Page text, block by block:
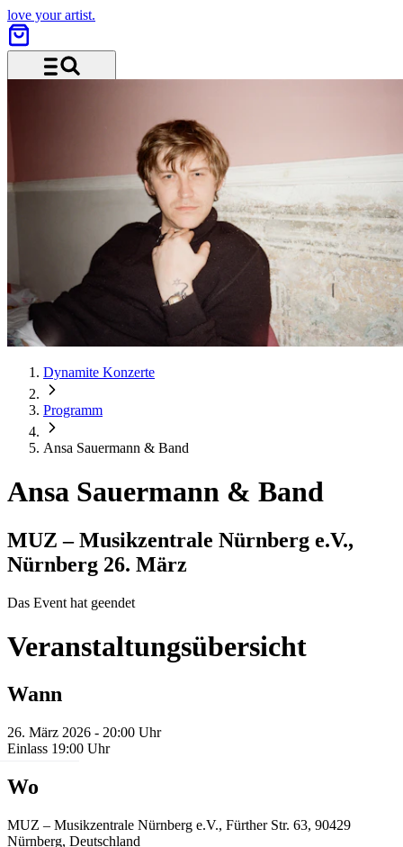
love your artist.
Dynamite Konzerte
Programm
Ansa Sauermann & Band
Ansa Sauermann & Band
MUZ – Musikzentrale Nürnberg e.V.,
Nürnberg 26. März
Das Event hat geendet
Veranstaltungsübersicht
Wann
26. März 2026 - 20:00 Uhr
Einlass 19:00 Uhr
Wo
MUZ – Musikzentrale Nürnberg e.V., Fürther Str. 63, 90429
Nürnberg, Deutschland